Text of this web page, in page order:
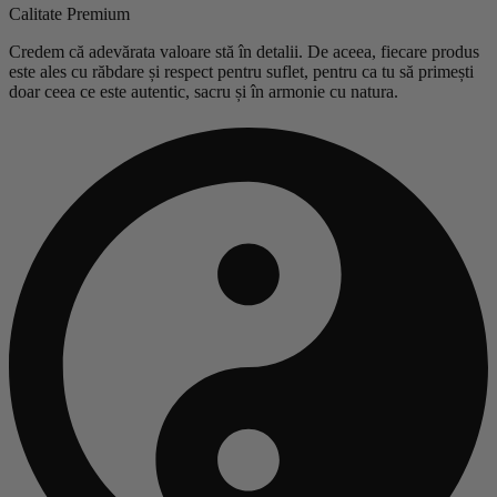
Calitate Premium
Credem că adevărata valoare stă în detalii. De aceea, fiecare produs
este ales cu răbdare și respect pentru suflet, pentru ca tu să primești
doar ceea ce este autentic, sacru și în armonie cu natura.